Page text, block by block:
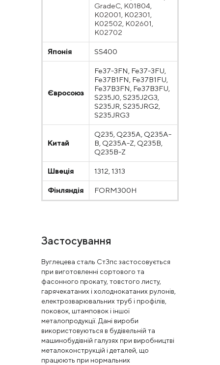
GradeC, K01804,
K02001, K02301,
K02502, K02601,
K02702
Японія SS400
Євросоюз
Fe37-3FN, Fe37-3FU,
Fe37B1FN, Fe37B1FU,
Fe37B3FN, Fe37B3FU,
S235J0, S235J2G3,
S235JR, S235JRG2,
S235JRG3
Китай
Q235, Q235A, Q235A-
B, Q235A-Z, Q235B,
Q235B-Z
Швеція 1312, 1313
Фінляндія FORM300H
Застосування
Вуглецева сталь Ст3пс застосовується
при виготовленні сортового та
фасонного прокату, товстого листу,
гарячекатаних і холоднокатаних рулонів,
електрозварювальних труб і профілів,
поковок, штамповок і іншої
металопродукції. Дані вироби
використовуються в будівельній та
машинобудівній галузях при виробництві
металоконструкцій і деталей, що
працюють при нормальних